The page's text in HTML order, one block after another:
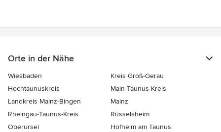
Orte in der Nähe
Wiesbaden
Kreis Groß-Gerau
Hochtaunuskreis
Main-Taunus-Kreis
Landkreis Mainz-Bingen
Mainz
Rheingau-Taunus-Kreis
Rüsselsheim
Oberursel
Hofheim am Taunus